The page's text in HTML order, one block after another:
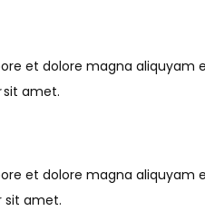
et dolore magna aliquyam
sit amet.
et dolore magna aliquyam
sit amet.